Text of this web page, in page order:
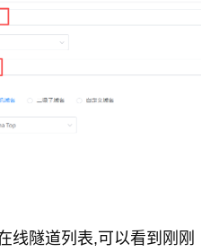
线隧道列表,可以看到刚刚